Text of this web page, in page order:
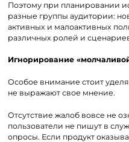
Поэтому при планировании
разные группы аудитории:
активных и малоактивных
различных ролей и
Игнорирование
Особое внимание стоит
не выражают свое мнение.
Отсутствие жалоб вовсе не
пользователи не пишут в
опросы. Если продукт